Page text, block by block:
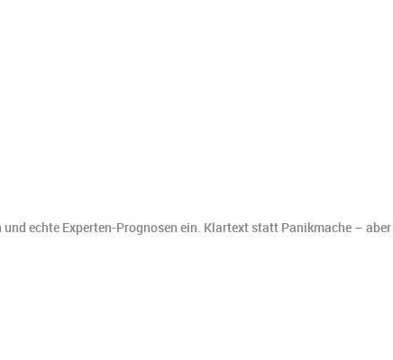
echte Experten-Prognosen ein. Klartext statt Panikmache –